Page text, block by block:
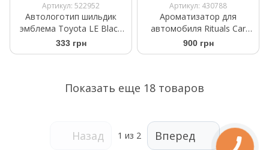
Артикул: 522952
Автологотип шильдик
эмблема Toyota LE Black
глянец
333 грн
Артикул: 430788
Ароматизатор для
автомобиля Rituals Car
Perfume The Ritual of Sport
+2 Refills 6ml
900 грн
Показать еще 18 товаров
Назад 1 из 2 Вперед